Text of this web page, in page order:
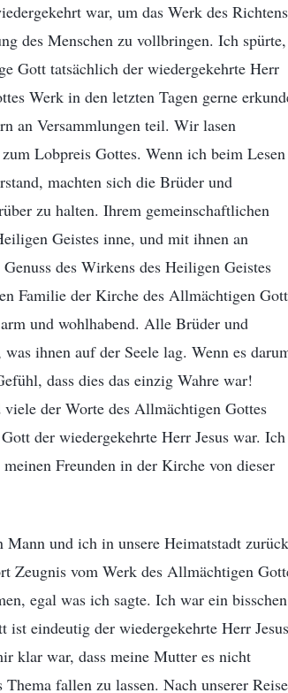
war, um das Werk des
des Menschen zu vollbringen. Ich spürte,
Gott tatsächlich der wiedergekehrte Herr
Werk in den letzten Tagen gerne
an Versammlungen teil. Wir lasen
Lobpreis Gottes. Wenn ich beim Lesen
machten sich die Brüder und
zu halten. Ihrem gemeinschaftlichen
Geistes inne, und mit ihnen an
des Wirkens des Heiligen Geistes
Familie der Kirche des Allmächtigen
und wohlhabend. Alle Brüder und
ihnen auf der Seele lag. Wenn es
dass dies das einzig Wahre war!
der Worte des Allmächtigen Gottes
der wiedergekehrte Herr Jesus war. Ich
Freunden in der Kirche von dieser
Mann und ich in unsere Heimatstadt
Zeugnis vom Werk des Allmächtigen
egal was ich sagte. Ich war ein bisschen
eindeutig der wiedergekehrte Herr
klar war, dass meine Mutter es nicht
fallen zu lassen. Nach unserer